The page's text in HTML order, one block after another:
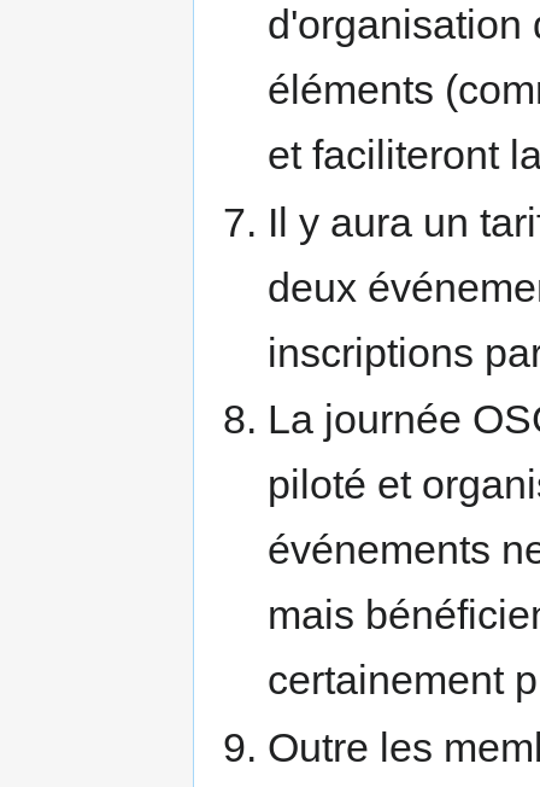
d'organisation
éléments
et faciliteront
Il y aura un
deux
inscriptions
La journée
piloté et
événements
mais
certainement
Outre les